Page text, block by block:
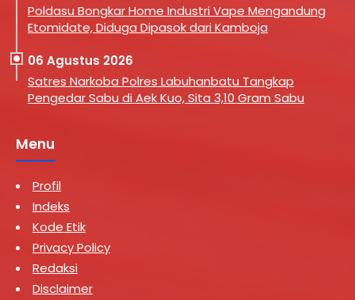
Poldasu Bongkar Home Industri Vape Mengandung
Etomidate, Diduga Dipasok dari Kamboja
06 Agustus 2026
Satres Narkoba Polres Labuhanbatu Tangkap
Pengedar Sabu di Aek Kuo, Sita 3,10 Gram Sabu
Menu
Profil
Indeks
Kode Etik
Privacy Policy
Redaksi
Disclaimer